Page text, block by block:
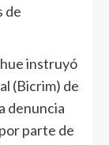
de
instruyó
(Bicrim) de
denuncia
parte de